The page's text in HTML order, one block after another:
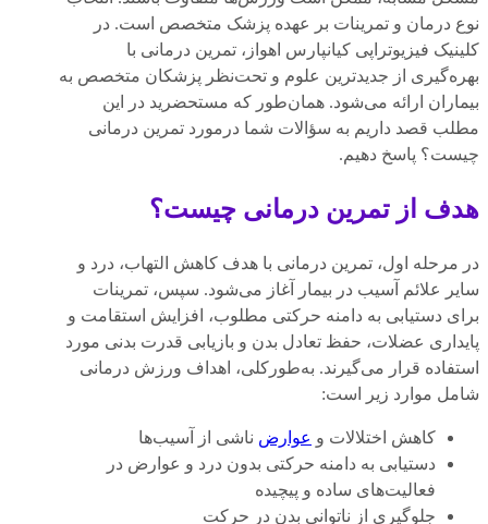
نوع درمان و تمرینات بر عهده پزشک متخصص است. در
کلینیک فیزیوتراپی کیانپارس اهواز، تمرین درمانی با
بهره‌گیری از جدیدترین علوم و تحت‌نظر پزشکان متخصص به
بیماران ارائه می‌شود. همان‌طور که مستحضرید در این
مطلب قصد داریم به سؤالات شما درمورد تمرین درمانی
چیست؟ پاسخ دهیم.
هدف از تمرین درمانی چیست؟
در مرحله اول، تمرین درمانی با هدف کاهش التهاب، درد و
سایر علائم آسیب در بیمار آغاز می‌شود. سپس، تمرینات
برای دستیابی به دامنه حرکتی مطلوب، افزایش استقامت و
پایداری عضلات، حفظ تعادل بدن و بازیابی قدرت بدنی مورد
استفاده قرار می‌گیرند. به‌طورکلی، اهداف ورزش درمانی
شامل موارد زیر است:
کاهش اختلالات و عوارض ناشی از آسیب‌ها
دستیابی به دامنه حرکتی بدون درد و عوارض در
فعالیت‌های ساده و پیچیده
جلوگیری از ناتوانی بدن در حرکت